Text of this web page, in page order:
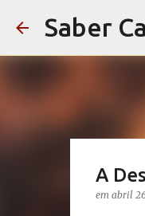
Saber
A
em abril